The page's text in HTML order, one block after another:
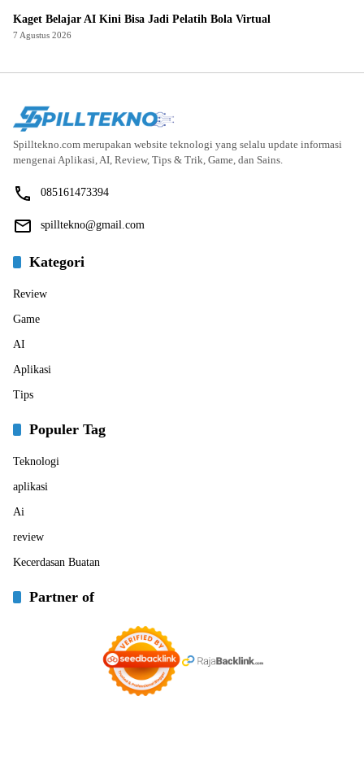
Kaget Belajar AI Kini Bisa Jadi Pelatih Bola Virtual
7 Agustus 2026
Spilltekno.com merupakan website teknologi yang selalu update informasi
mengenai Aplikasi, AI, Review, Tips & Trik, Game, dan Sains.
085161473394
spilltekno@gmail.com
Kategori
Review
Game
AI
Aplikasi
Tips
Populer Tag
Teknologi
aplikasi
Ai
review
Kecerdasan Buatan
Partner of